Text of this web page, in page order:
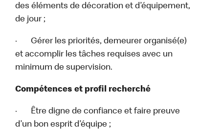
des éléments de décoration et d’équipement,
de jour ;
· Gérer les priorités, demeurer organisé(e)
et accomplir les tâches requises avec un
minimum de supervision.
Compétences et profil recherché
· Être digne de confiance et faire preuve
d’un bon esprit d’équipe ;